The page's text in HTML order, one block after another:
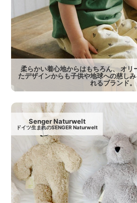
柔らかい着心地からはもちろん、 オリ
たデザインからも子供や地球への慈し
れるブランド。
Senger Naturwelt
ドイツ生まれのSENGER Naturwelt